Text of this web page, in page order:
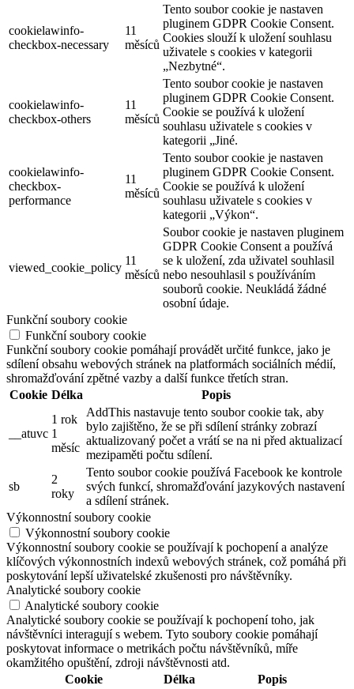
cookielawinfo-
checkbox-necessary
11
měsíců
Tento soubor cookie je nastaven
pluginem GDPR Cookie Consent.
Cookies slouží k uložení souhlasu
uživatele s cookies v kategorii
„Nezbytné“.
cookielawinfo-
checkbox-others
11
měsíců
Tento soubor cookie je nastaven
pluginem GDPR Cookie Consent.
Cookie se používá k uložení
souhlasu uživatele s cookies v
kategorii „Jiné.
cookielawinfo-
checkbox-
performance
11
měsíců
Tento soubor cookie je nastaven
pluginem GDPR Cookie Consent.
Cookie se používá k uložení
souhlasu uživatele s cookies v
kategorii „Výkon“.
viewed_cookie_policy
11
měsíců
Soubor cookie je nastaven pluginem
GDPR Cookie Consent a používá
se k uložení, zda uživatel souhlasil
nebo nesouhlasil s používáním
souborů cookie. Neukládá žádné
osobní údaje.
Funkční soubory cookie
Funkční soubory cookie
Funkční soubory cookie pomáhají provádět určité funkce, jako je
sdílení obsahu webových stránek na platformách sociálních médií,
shromažďování zpětné vazby a další funkce třetích stran.
Cookie Délka Popis
__atuvc
1 rok
1
měsíc
AddThis nastavuje tento soubor cookie tak, aby
bylo zajištěno, že se při sdílení stránky zobrazí
aktualizovaný počet a vrátí se na ni před aktualizací
mezipaměti počtu sdílení.
sb
2
roky
Tento soubor cookie používá Facebook ke kontrole
svých funkcí, shromažďování jazykových nastavení
a sdílení stránek.
Výkonnostní soubory cookie
Výkonnostní soubory cookie
Výkonnostní soubory cookie se používají k pochopení a analýze
klíčových výkonnostních indexů webových stránek, což pomáhá při
poskytování lepší uživatelské zkušenosti pro návštěvníky.
Analytické soubory cookie
Analytické soubory cookie
Analytické soubory cookie se používají k pochopení toho, jak
návštěvníci interagují s webem. Tyto soubory cookie pomáhají
poskytovat informace o metrikách počtu návštěvníků, míře
okamžitého opuštění, zdroji návštěvnosti atd.
Cookie
Délka Popis